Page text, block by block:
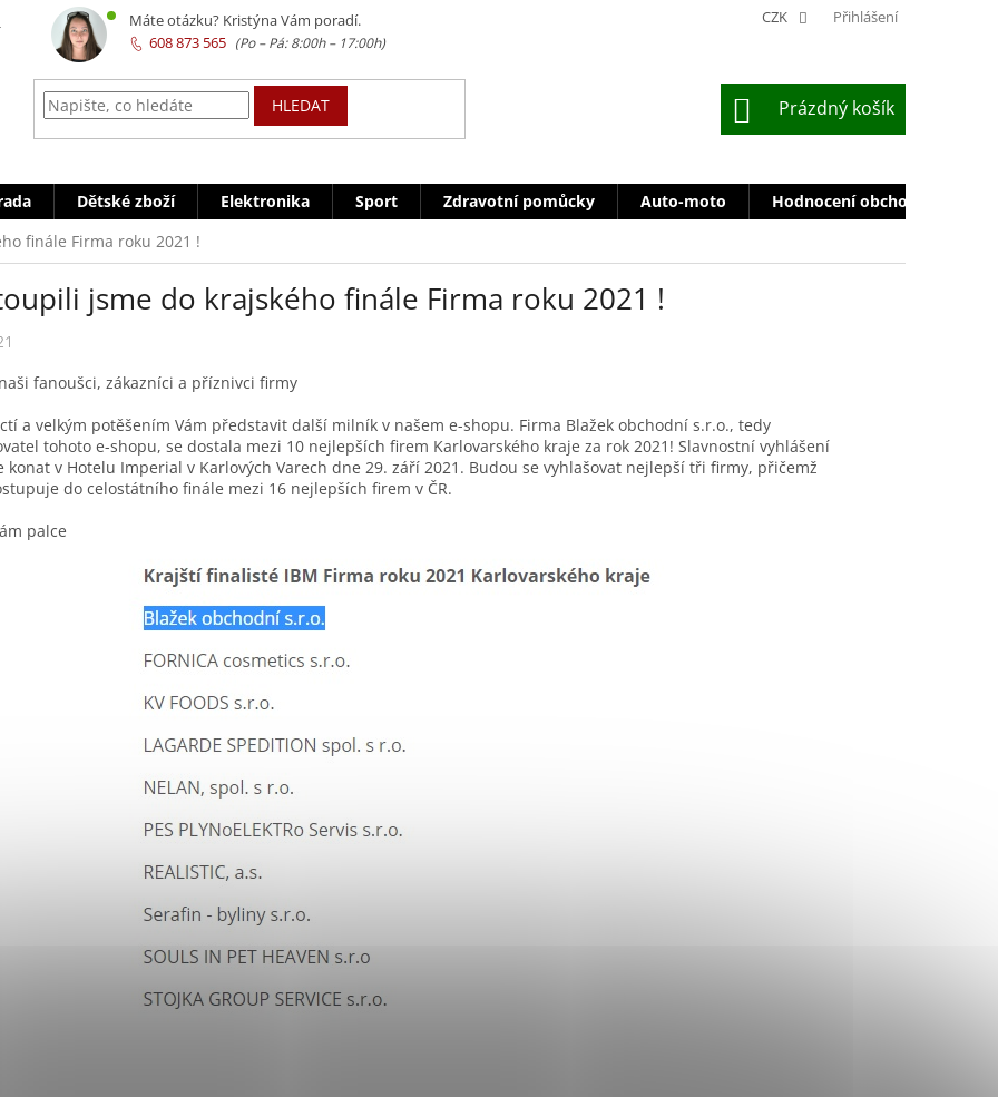
CZK Přihlášení
HLEDAT
NÁKUPNÍ
KOŠÍK
Prázdný košík
Dětské zboží Elektronika Sport Zdravotní pomůcky Auto-moto Hodnocení obchodu
finále Firma roku 2021 !
jsme do krajského finále Firma roku 2021 !
fanoušci, zákazníci a příznivci firmy
ctí a velkým potěšením Vám představit další milník v našem e-shopu. Firma Blažek obchodní s.r.o., tedy
tohoto e-shopu, se dostala mezi 10 nejlepších firem Karlovarského kraje za rok 2021! Slavnostní vyhlášení
konat v Hotelu Imperial v Karlových Varech dne 29. září 2021. Budou se vyhlašovat nejlepší tři firmy, přičemž
do celostátního finále mezi 16 nejlepších firem v ČR.
palce
Máte otázku? Kristýna Vám poradí.
608 873 565